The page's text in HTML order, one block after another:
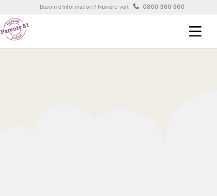
Aller au contenu principal
Besoin d'information ? Numéro vert 0800 360 360
Panneau de gestion des cookies